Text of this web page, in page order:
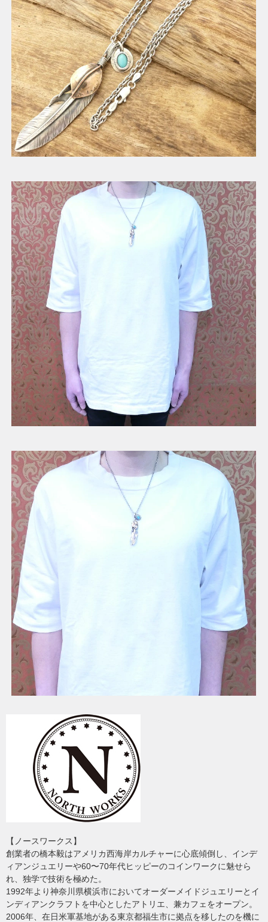
【ノースワークス】
創業者の橋本毅はアメリカ西海岸カルチャーに心底傾倒し、インデ
ィアンジュエリーや60〜70年代ヒッピーのコインワークに魅せら
れ、独学で技術を極めた。
1992年より神奈川県横浜市においてオーダーメイドジュエリーとイ
ンディアンクラフトを中心としたアトリエ、兼カフェをオープン。
2006年、在日米軍基地がある東京都福生市に拠点を移したのを機に